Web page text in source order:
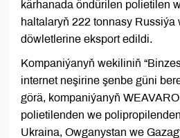
kärhanada öndürilen polietilen
haltalaryň 222 tonnasy Russiýa
döwletlerine eksport edildi.
Kompaniýanyň wekiliniň
internet neşirine şenbe güni
görä, kompaniýanyň
polietilenden we
Ukraina, Owganystan we